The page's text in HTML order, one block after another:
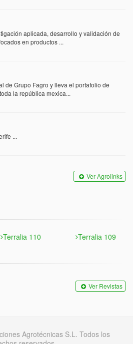
aplicada, desarrollo y validación de
en productos ...
de Grupo Fagro y lleva el portafolio de
la república mexica...
...
Ver Agrolinks
Terralia 110
Terralia 109
Ver Revistas
Agrotécnicas S.L. Todos los